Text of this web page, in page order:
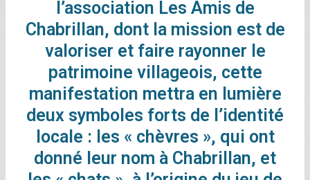
l’association Les Amis de
Chabrillan, dont la mission est de
valoriser et faire rayonner le
patrimoine villageois, cette
manifestation mettra en lumière
deux symboles forts de l’identité
locale : les « chèvres », qui ont
donné leur nom à Chabrillan, et